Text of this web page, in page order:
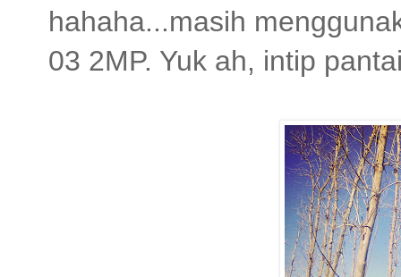
hahaha...masih
03 2MP. Yuk ah, intip